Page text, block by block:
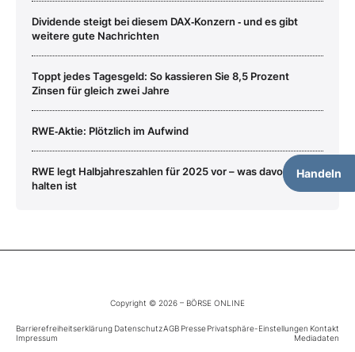
Handeln
Dividende steigt bei diesem DAX‑Konzern ‑ und es gibt
weitere gute Nachrichten
Toppt jedes Tagesgeld: So kassieren Sie 8,5 Prozent
Zinsen für gleich zwei Jahre
RWE‑Aktie: Plötzlich im Aufwind
RWE legt Halbjahreszahlen für 2025 vor – was davon zu
halten ist
Copyright © 2026 – BÖRSE ONLINE
Barrierefreiheitserklärung DatenschutzAGB PressePrivatsphäre-Einstellungen Kontakt
Impressum
Mediadaten